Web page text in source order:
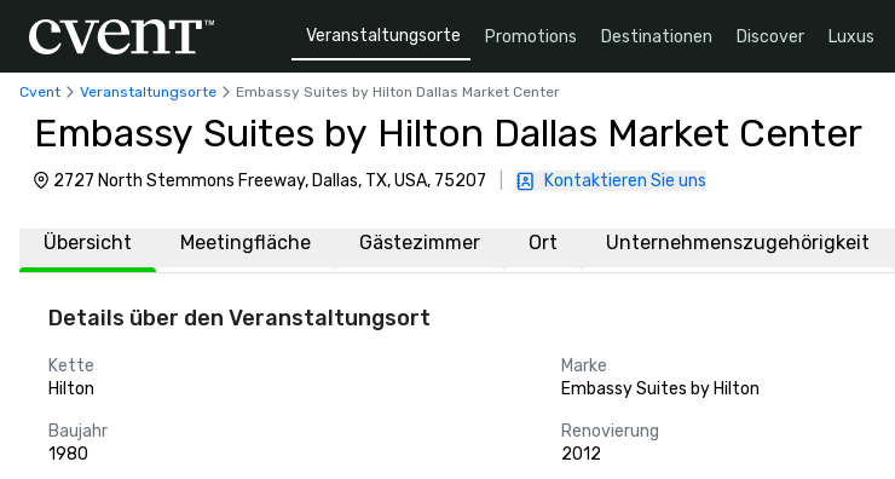
Veranstaltungsorte Promotions Destinationen Discover Luxus
Cvent Veranstaltungsorte Embassy Suites by Hilton Dallas Market Center
Embassy Suites by Hilton Dallas Market Center
2727 North Stemmons Freeway, Dallas, TX, USA, 75207 Kontaktieren Sie uns
Übersicht Meetingfläche Gästezimmer Ort Unternehmenszugehörigkeit
Details über den Veranstaltungsort
Kette
Hilton
Marke
Embassy Suites by Hilton
Baujahr
1980
Renovierung
2012